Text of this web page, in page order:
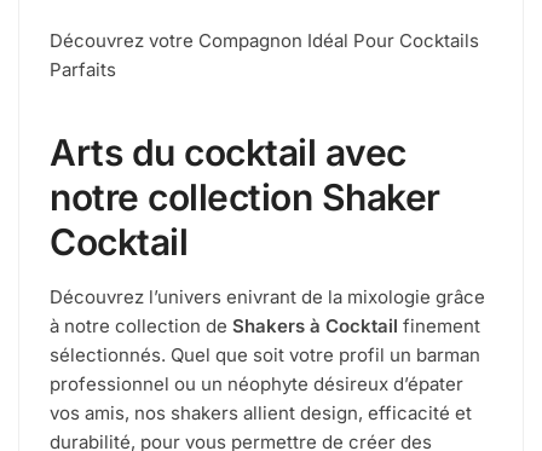
Découvrez votre Compagnon Idéal Pour Cocktails
Parfaits
Arts du cocktail avec
notre collection Shaker
Cocktail
Découvrez l’univers enivrant de la mixologie grâce
à notre collection de Shakers à Cocktail finement
sélectionnés. Quel que soit votre profil un barman
professionnel ou un néophyte désireux d’épater
vos amis, nos shakers allient design, efficacité et
durabilité, pour vous permettre de créer des